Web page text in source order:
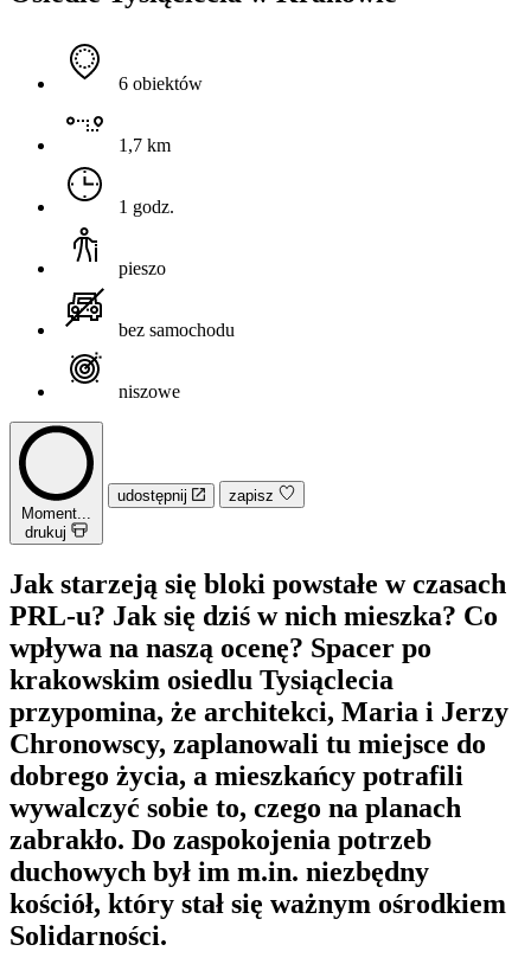
6 obiektów
1,7 km
1 godz.
pieszo
bez samochodu
niszowe
Moment...
drukuj
udostępnij zapisz
Jak starzeją się bloki powstałe w czasach
PRL-u? Jak się dziś w nich mieszka? Co
wpływa na naszą ocenę? Spacer po
krakowskim osiedlu Tysiąclecia
przypomina, że architekci, Maria i Jerzy
Chronowscy, zaplanowali tu miejsce do
dobrego życia, a mieszkańcy potrafili
wywalczyć sobie to, czego na planach
zabrakło. Do zaspokojenia potrzeb
duchowych był im m.in. niezbędny
kościół, który stał się ważnym ośrodkiem
Solidarności.